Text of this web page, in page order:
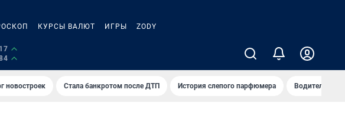
КУРСЫ ВАЛЮТ ИГРЫ ZODY
новостроек Стала банкротом после ДТП История слепого парфюмера Водители